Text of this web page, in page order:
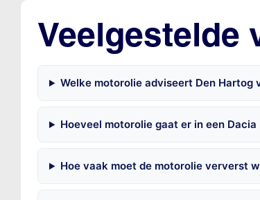
Veelgestelde
Welke motorolie adviseert Den Hartog
Hoeveel motorolie gaat er in een Dacia
Hoe vaak moet de motorolie ververst